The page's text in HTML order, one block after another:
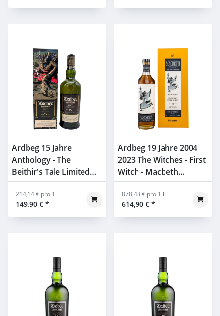
Ardbeg 15 Jahre
Anthology - The
Beithir's Tale Limited
Edition 46% 0,7l
149,90 € *
214,14 € pro 1 l
Ardbeg 19 Jahre 2004
2023 The Witches - First
Witch - Macbeth
Collection Act One
51,7% 0,7l
614,90 € *
878,43 € pro 1 l